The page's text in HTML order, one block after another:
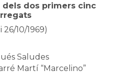
dels dos primers cinc
26/10/1969)
Saludes
Martí “Marcelino”